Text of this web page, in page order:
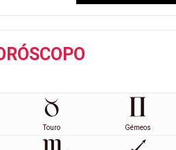
Touro Gémeos